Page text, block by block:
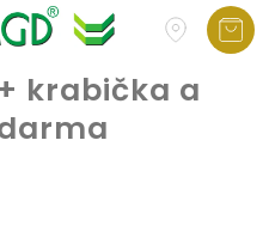
+ krabička a